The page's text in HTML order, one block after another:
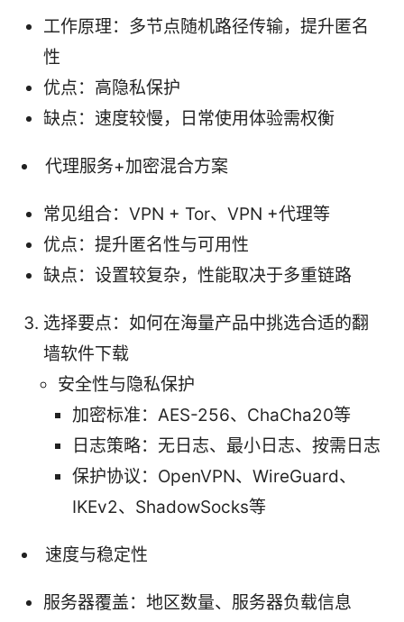
工作原理：多节点随机路径传输，提升匿名
性
优点：高隐私保护
缺点：速度较慢，日常使用体验需权衡
代理服务+加密混合方案
常见组合：VPN + Tor、VPN +代理等
优点：提升匿名性与可用性
缺点：设置较复杂，性能取决于多重链路
选择要点：如何在海量产品中挑选合适的翻
墙软件下载
安全性与隐私保护
加密标准：AES-256、ChaCha20等
日志策略：无日志、最小日志、按需日志
保护协议：OpenVPN、WireGuard、
IKEv2、ShadowSocks等
速度与稳定性
服务器覆盖：地区数量、服务器负载信息